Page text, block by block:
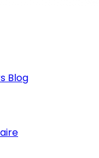
Blog